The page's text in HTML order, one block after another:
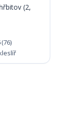
(2,
(76)